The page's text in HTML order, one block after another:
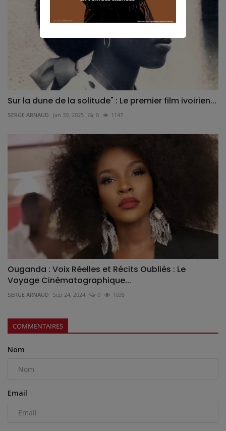
Sur la dune de la solitude" : Le premier film ivoirien...
SERGE ARNAUD Jan 30, 2025 0 1147
Ouganda : Voix Réelles et Récits Oubliés : Le
Voyage Cinématographique...
SERGE ARNAUD Sep 24, 2024 0 1035
COMMENTAIRES
Nom
Email